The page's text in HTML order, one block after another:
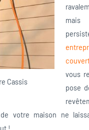
Cassis
mais
vous
pose
votre maison ne
!